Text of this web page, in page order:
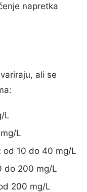
napretka
ali se
L
L
od 10 do 40 mg/L
do 200 mg/L
200 mg/L